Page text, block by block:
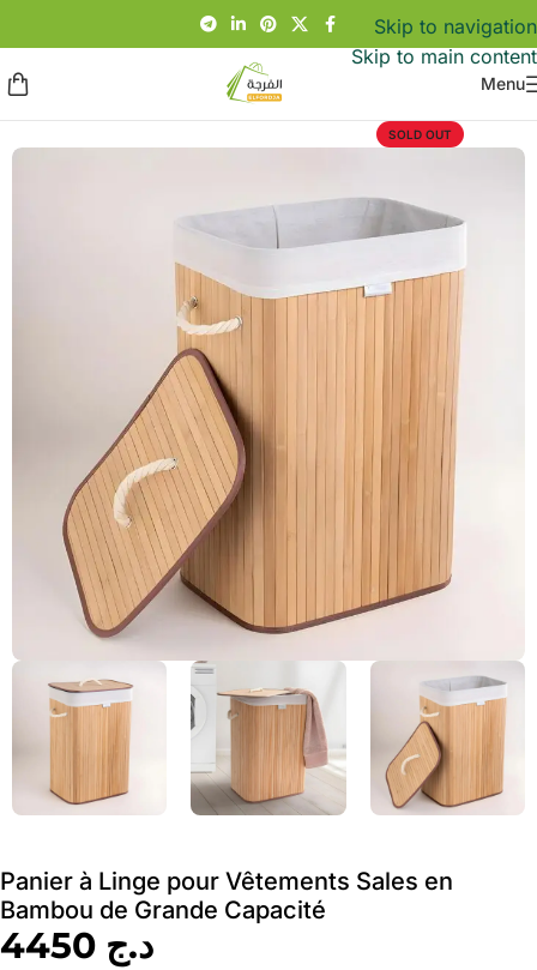
Skip to navigation
Skip to main content
Menu
SOLD OUT
Panier à Linge pour Vêtements Sales en
Bambou de Grande Capacité
د.ج